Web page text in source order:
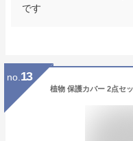
です
no. 13